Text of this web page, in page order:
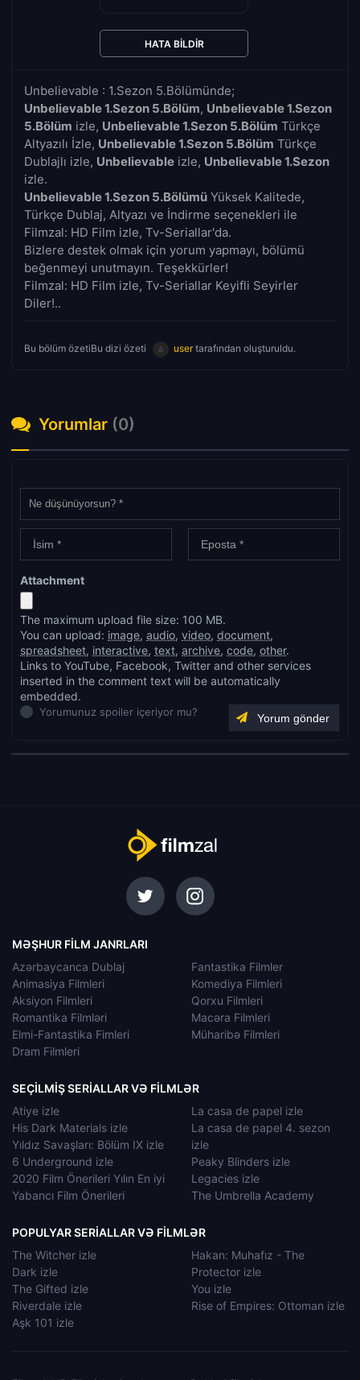
Unbelievable : 1.Sezon 5.Bölümünde;
Unbelievable 1.Sezon 5.Bölüm, Unbelievable 1.Sezon
5.Bölüm izle, Unbelievable 1.Sezon 5.Bölüm Türkçe
Altyazılı İzle, Unbelievable 1.Sezon 5.Bölüm Türkçe
Dublajlı izle, Unbelievable izle, Unbelievable 1.Sezon
izle.
Unbelievable 1.Sezon 5.Bölümü Yüksek Kalitede,
Türkçe Dublaj, Altyazı ve İndirme seçenekleri ile
Filmzal: HD Film izle, Tv-Seriallar'da.
Bizlere destek olmak için yorum yapmayı, bölümü
beğenmeyi unutmayın. Teşekkürler!
Filmzal: HD Film izle, Tv-Seriallar Keyifli Seyirler
Diler!..
Bu bölüm özetiBu dizi özeti usertarafından oluşturuldu.
HATA BILDIR
Yorumlar (0)
Attachment
The maximum upload file size: 100 MB.
You can upload: image, audio, video, document,
spreadsheet, interactive, text, archive, code, other.
Links to YouTube, Facebook, Twitter and other services
inserted in the comment text will be automatically
embedded.
Yorumunuz spoiler içeriyor mu?
MƏŞHUR FILM JANRLARI
Azərbaycanca Dublaj
Animasiya Filmleri
Aksiyon Filmleri
Romantika Filmləri
Elmi-Fantastika Fimleri
Dram Filmleri
Fantastika Filmler
Komediya Filmleri
Qorxu Filmleri
Macəra Filmleri
Müharibə Filmleri
SEÇILMIŞ SERIALLAR VƏ FILMLƏR
Atiye izle
His Dark Materials izle
Yıldız Savaşları: Bölüm IX izle
6 Underground izle
2020 Film Önerileri Yılın En iyi
Yabancı Film Önerileri
La casa de papel izle
La casa de papel 4. sezon
izle
Peaky Blinders izle
Legacies izle
The Umbrella Academy
POPULYAR SERIALLAR VƏ FILMLƏR
The Witcher izle
Dark izle
The Gifted izle
Riverdale izle
Aşk 101 izle
Hakan: Muhafız - The
Protector izle
You izle
Rise of Empires: Ottoman izle